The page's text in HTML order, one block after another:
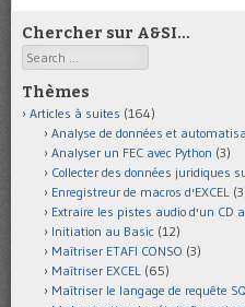
Chercher sur A&SI…
Search
Thèmes
Articles à suites (164)
Analyse de données et
Analyser un FEC avec Python (3)
Collecter des données juridiques
Enregistreur de macros d'EXCEL
Extraire les pistes audio d'un CD
Initiation au Basic (12)
Maîtriser ETAFI CONSO (3)
Maîtriser EXCEL (65)
Maîtriser le langage de requête